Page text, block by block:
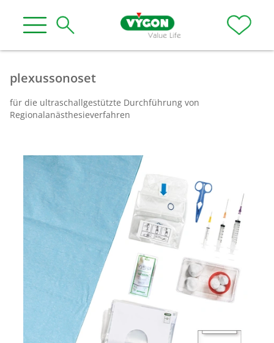
plexussonoset
für die ultraschallgestützte Durchführung von
Regionalanästhesieverfahren